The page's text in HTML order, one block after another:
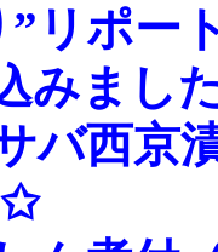
”リポー
みまし
バ西京
✩